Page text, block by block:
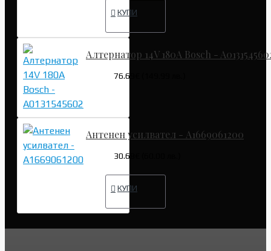
КУПИ
Алтернатор 14V 180A Bosch -
76.69€ (149.99 лв.)
Антенен усилвател - A1669061200
30.68€ (60.00 лв.)
КУПИ